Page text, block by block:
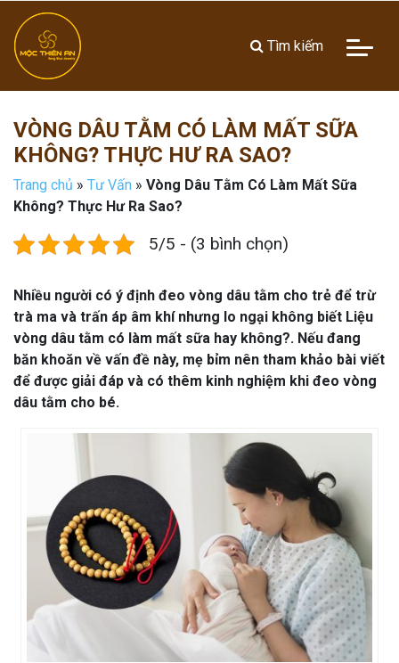
Tìm kiếm
VÒNG DÂU TẰM CÓ LÀM MẤT SỮA
KHÔNG? THỰC HƯ RA SAO?
Trang chủ » Tư Vấn » Vòng Dâu Tằm Có Làm Mất Sữa
Không? Thực Hư Ra Sao?
5/5 - (3 bình chọn)
Nhiều người có ý định đeo vòng dâu tằm cho trẻ để trừ
trà ma và trấn áp âm khí nhưng lo ngại không biết Liệu
vòng dâu tằm có làm mất sữa hay không?. Nếu đang
băn khoăn về vấn đề này, mẹ bỉm nên tham khảo bài viết
để được giải đáp và có thêm kinh nghiệm khi đeo vòng
dâu tằm cho bé.